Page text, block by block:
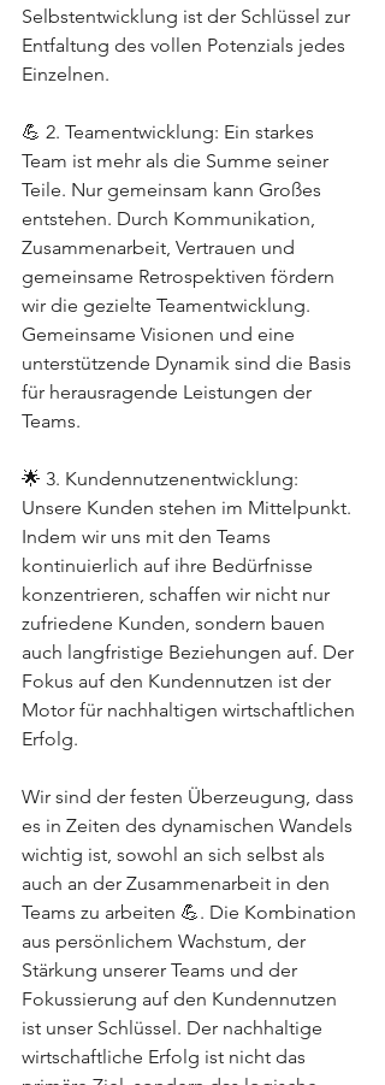
Selbstentwicklung ist der Schlüssel zur
Entfaltung des vollen Potenzials jedes
Einzelnen.
💪 2. Teamentwicklung: Ein starkes
Team ist mehr als die Summe seiner
Teile. Nur gemeinsam kann Großes
entstehen. Durch Kommunikation,
Zusammenarbeit, Vertrauen und
gemeinsame Retrospektiven fördern
wir die gezielte Teamentwicklung.
Gemeinsame Visionen und eine
unterstützende Dynamik sind die Basis
für herausragende Leistungen der
Teams.
🌟 3. Kundennutzenentwicklung:
Unsere Kunden stehen im Mittelpunkt.
Indem wir uns mit den Teams
kontinuierlich auf ihre Bedürfnisse
konzentrieren, schaffen wir nicht nur
zufriedene Kunden, sondern bauen
auch langfristige Beziehungen auf. Der
Fokus auf den Kundennutzen ist der
Motor für nachhaltigen wirtschaftlichen
Erfolg.
Wir sind der festen Überzeugung, dass
es in Zeiten des dynamischen Wandels
wichtig ist, sowohl an sich selbst als
auch an der Zusammenarbeit in den
Teams zu arbeiten 💪. Die Kombination
aus persönlichem Wachstum, der
Stärkung unserer Teams und der
Fokussierung auf den Kundennutzen
ist unser Schlüssel. Der nachhaltige
wirtschaftliche Erfolg ist nicht das